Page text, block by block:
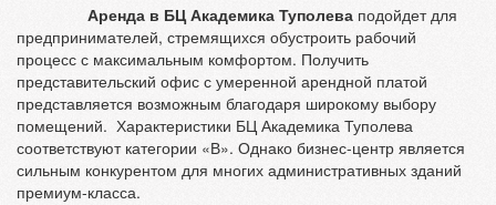
Аренда в БЦ Академика Туполева подойдет для
предпринимателей, стремящихся обустроить рабочий
процесс с максимальным комфортом. Получить
представительский офис с умеренной арендной платой
представляется возможным благодаря широкому выбору
помещений. Характеристики БЦ Академика Туполева
соответствуют категории «В». Однако бизнес-центр является
сильным конкурентом для многих административных зданий
премиум-класса.